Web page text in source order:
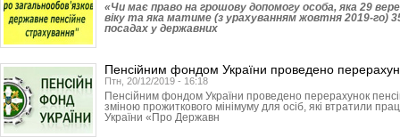
«Чи має право на грошову допомогу особа, яка 29
віку та яка матиме (з урахуванням жовтня 2019-го)
посадах у державних
Пенсійним фондом України проведено
Птн, 20/12/2019 - 16:18
Пенсійним фондом України проведено перерахунок
зміною прожиткового мінімуму для осіб, які втратили
України «Про Державн